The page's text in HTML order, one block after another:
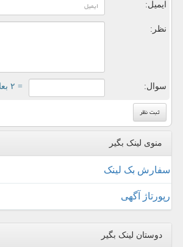
ایمیل:
نظر:
سوال: = ۲ بعلاوه ۳
منوی لینک بگیر
سفارش بک لینک
رپورتاژ آگهی
دوستان لینک بگیر